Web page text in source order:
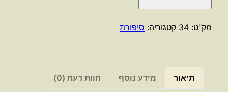
ידידותית
[דואט]
יהושע
מק"ט: 34 קטגוריה: סיפורת
תיאור מידע נוסף חוות דעת (0)